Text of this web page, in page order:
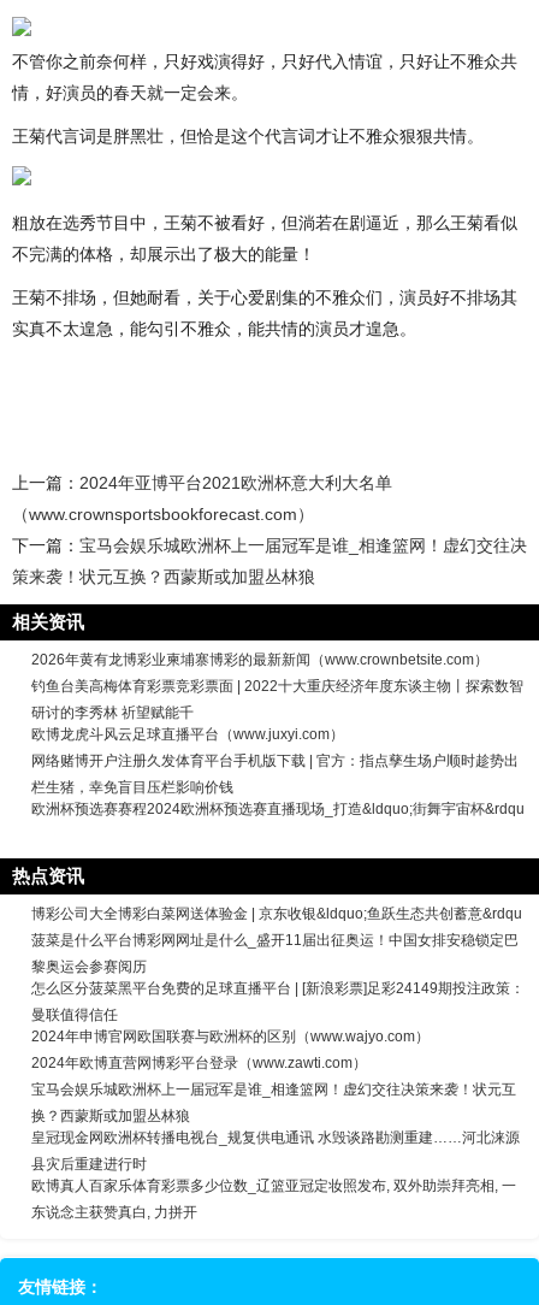
不管你之前奈何样，只好戏演得好，只好代入情谊，只好让不雅众共
情，好演员的春天就一定会来。
王菊代言词是胖黑壮，但恰是这个代言词才让不雅众狠狠共情。
粗放在选秀节目中，王菊不被看好，但淌若在剧逼近，那么王菊看似
不完满的体格，却展示出了极大的能量！
王菊不排场，但她耐看，关于心爱剧集的不雅众们，演员好不排场其
实真不太遑急，能勾引不雅众，能共情的演员才遑急。
上一篇： 2024年亚博平台2021欧洲杯意大利大名单
（www.crownsportsbookforecast.com）
下一篇： 宝马会娱乐城欧洲杯上一届冠军是谁_相逢篮网！虚幻交往决
策来袭！状元互换？西蒙斯或加盟丛林狼
相关资讯
2026年黄有龙博彩业柬埔寨博彩的最新新闻（www.crownbetsite.com）
钓鱼台美高梅体育彩票竞彩票面 | 2022十大重庆经济年度东谈主物丨探索数智
研讨的李秀林 祈望赋能千
欧博龙虎斗风云足球直播平台（www.juxyi.com）
网络赌博开户注册久发体育平台手机版下载 | 官方：指点孳生场户顺时趁势出
栏生猪，幸免盲目压栏影响价钱
欧洲杯预选赛赛程2024欧洲杯预选赛直播现场_打造&ldquo;街舞宇宙杯&rdqu
热点资讯
博彩公司大全博彩白菜网送体验金 | 京东收银&ldquo;鱼跃生态共创蓄意&rdqu
菠菜是什么平台博彩网网址是什么_盛开11届出征奥运！中国女排安稳锁定巴
黎奥运会参赛阅历
怎么区分菠菜黑平台免费的足球直播平台 | [新浪彩票]足彩24149期投注政策：
曼联值得信任
2024年申博官网欧国联赛与欧洲杯的区别（www.wajyo.com）
2024年欧博直营网博彩平台登录（www.zawti.com）
宝马会娱乐城欧洲杯上一届冠军是谁_相逢篮网！虚幻交往决策来袭！状元互
换？西蒙斯或加盟丛林狼
皇冠现金网欧洲杯转播电视台_规复供电通讯 水毁谈路勘测重建……河北涞源
县灾后重建进行时
欧博真人百家乐体育彩票多少位数_辽篮亚冠定妆照发布, 双外助崇拜亮相, 一
东说念主获赞真白, 力拼开
友情链接：